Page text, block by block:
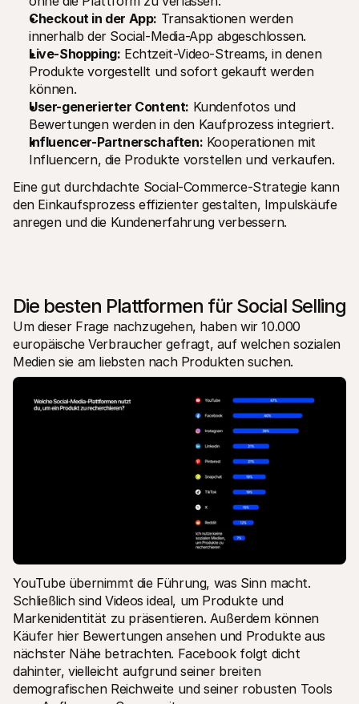
Checkout in der App: Transaktionen werden
innerhalb der Social-Media-App abgeschlossen.
Live-Shopping: Echtzeit-Video-Streams, in denen
Produkte vorgestellt und sofort gekauft werden
können.
User-generierter Content: Kundenfotos und
Bewertungen werden in den Kaufprozess integriert.
Influencer-Partnerschaften: Kooperationen mit
Influencern, die Produkte vorstellen und verkaufen.
Eine gut durchdachte Social-Commerce-Strategie kann
den Einkaufsprozess effizienter gestalten, Impulskäufe
anregen und die Kundenerfahrung verbessern.
Die besten Plattformen für Social Selling
Um dieser Frage nachzugehen, haben wir 10.000
europäische Verbraucher gefragt, auf welchen sozialen
Medien sie am liebsten nach Produkten suchen.
YouTube übernimmt die Führung, was Sinn macht.
Schließlich sind Videos ideal, um Produkte und
Markenidentität zu präsentieren. Außerdem können
Käufer hier Bewertungen ansehen und Produkte aus
nächster Nähe betrachten. Facebook folgt dicht
dahinter, vielleicht aufgrund seiner breiten
demografischen Reichweite und seiner robusten Tools